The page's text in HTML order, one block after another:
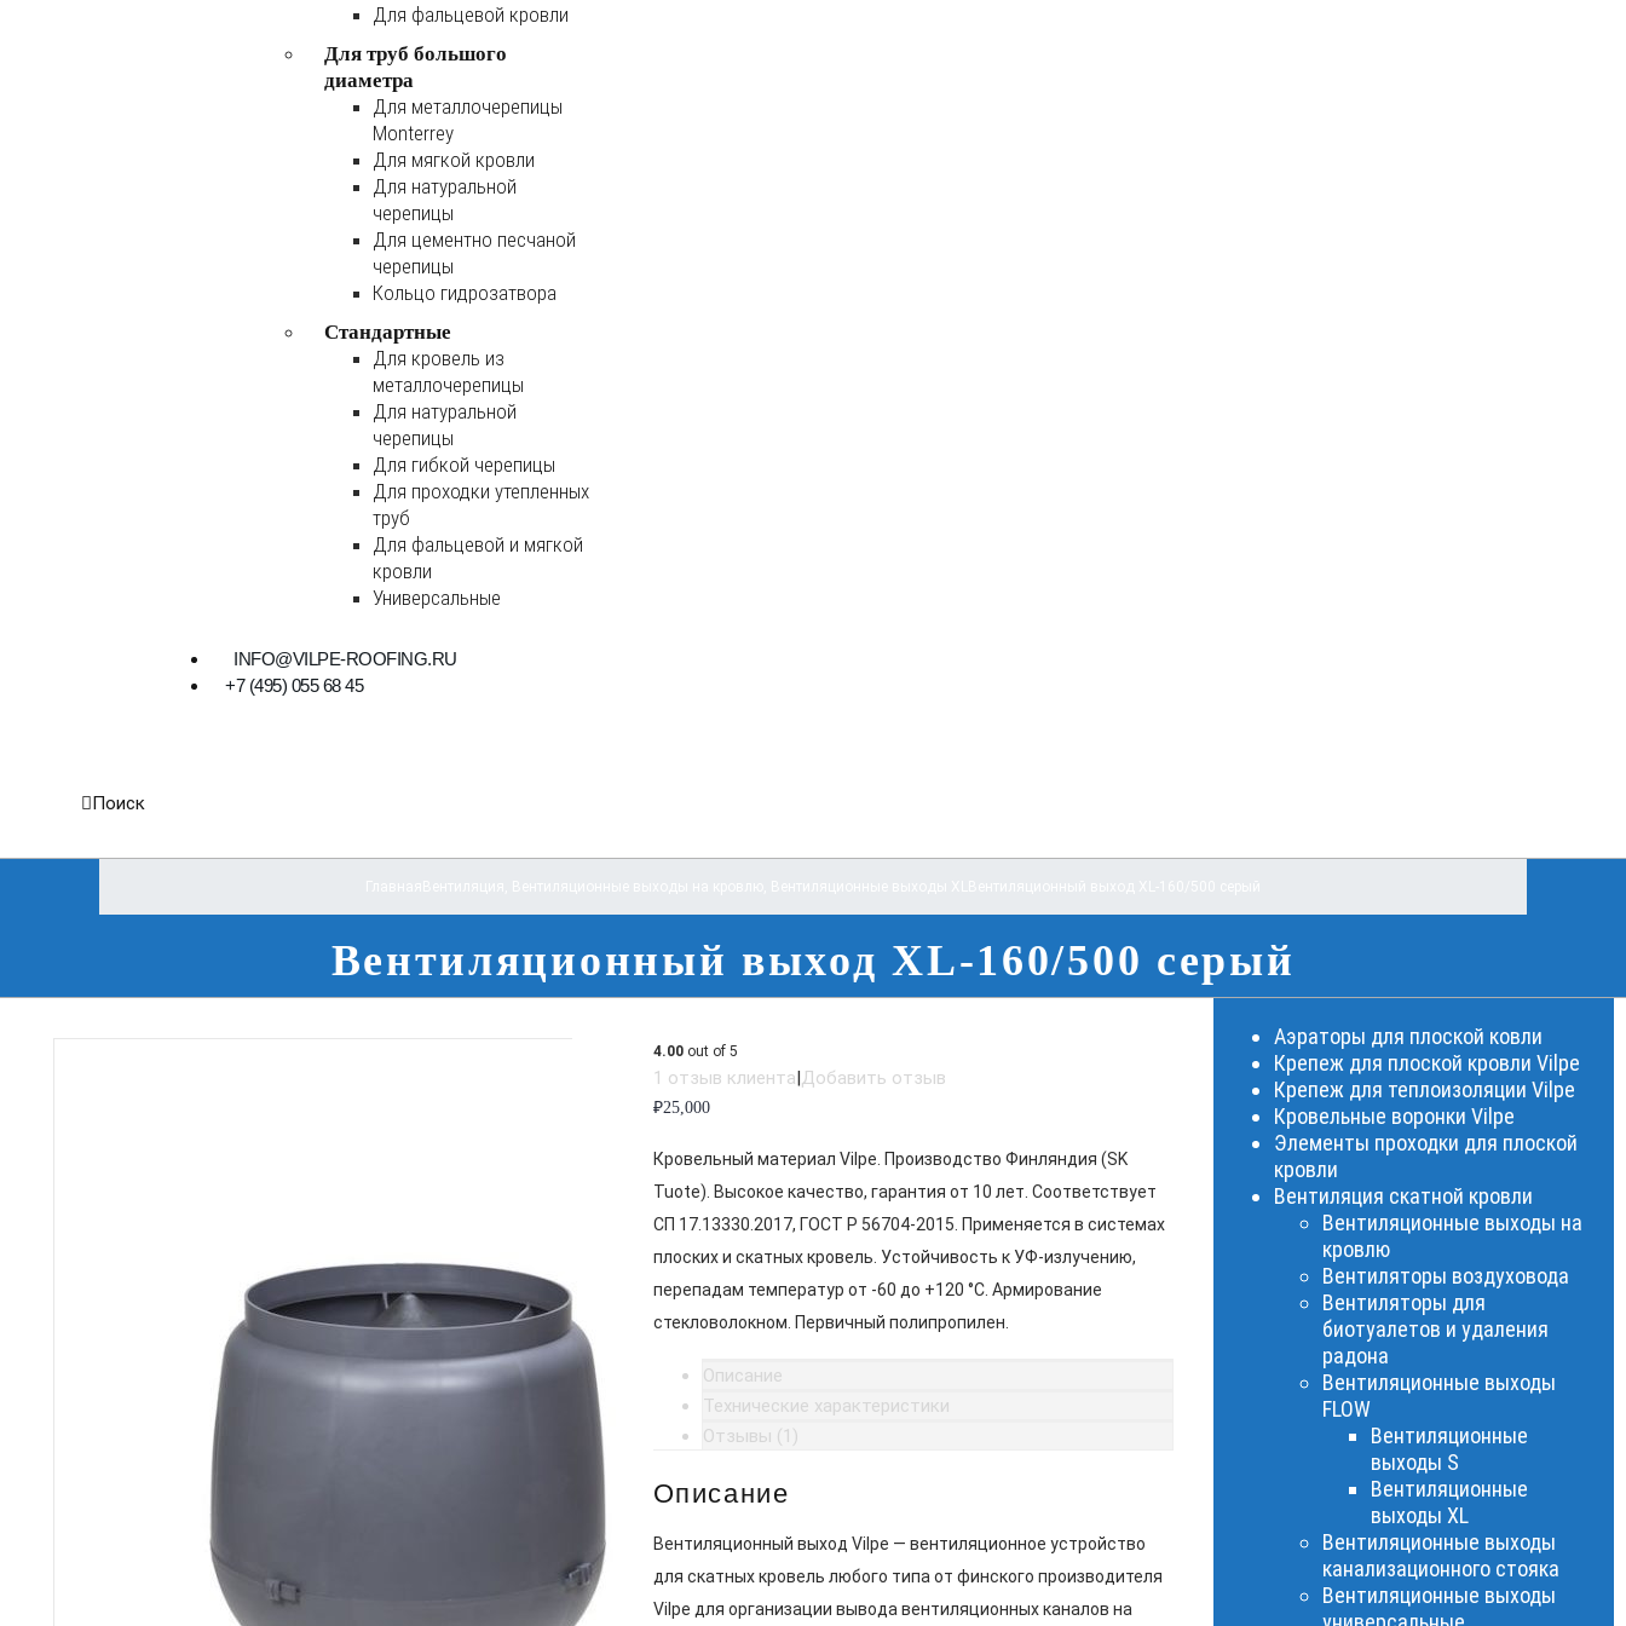
Для фальцевой кровли
Для труб большого
диаметра
Для металлочерепицы
Monterrey
Для мягкой кровли
Для натуральной
черепицы
Для цементно песчаной
черепицы
Кольцо гидрозатвора
Стандартные
Для кровель из
металлочерепицы
Для натуральной
черепицы
Для гибкой черепицы
Для проходки утепленных
труб
Для фальцевой и мягкой
кровли
Универсальные
INFO@VILPE-ROOFING.RU
+7 (495) 055 68 45
Поиск
Вентиляционный выход XL-160/500 серый
4.00out of 5
1 отзыв клиента|Добавить отзыв
₽25,000
Кровельный материал Vilpe. Производство Финляндия (SK
Tuote). Высокое качество, гарантия от 10 лет. Соответствует
СП 17.13330.2017, ГОСТ Р 56704-2015. Применяется в системах
плоских и скатных кровель. Устойчивость к УФ-излучению,
перепадам температур от -60 до +120 °C. Армирование
стекловолокном. Первичный полипропилен.
Описание
Технические характеристики
Отзывы (1)
Описание
Вентиляционный выход Vilpe — вентиляционное устройство
для скатных кровель любого типа от финского производителя
Vilpe для организации вывода вентиляционных каналов на
Аэраторы для плоской ковли
Крепеж для плоской кровли Vilpe
Крепеж для теплоизоляции Vilpe
Кровельные воронки Vilpe
Элементы проходки для плоской
кровли
Вентиляция скатной кровли
Вентиляционные выходы на
кровлю
Вентиляторы воздуховода
Вентиляторы для
биотуалетов и удаления
радона
Вентиляционные выходы
FLOW
Вентиляционные
выходы S
Вентиляционные
выходы XL
Вентиляционные выходы
канализационного стояка
Вентиляционные выходы